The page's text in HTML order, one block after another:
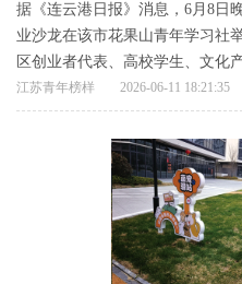
据《连云港日报》消息，6月8日
业沙龙在该市花果山青年学习社
区创业者代表、高校学生、文化
江苏青年榜样 2026-06-11 18:21:35